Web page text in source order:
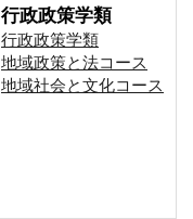
行政政策学類
行政政策学類
地域政策と法コース
地域社会と文化コース